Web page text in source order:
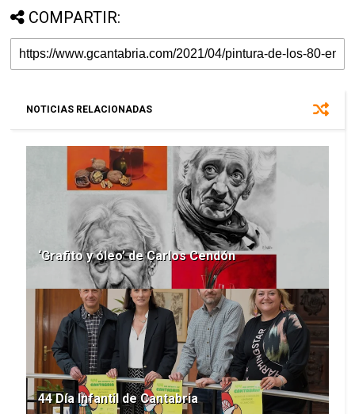
COMPARTIR:
NOTICIAS RELACIONADAS
‘Grafito y óleo’ de Carlos Cendón
44 Día Infantil de Cantabria